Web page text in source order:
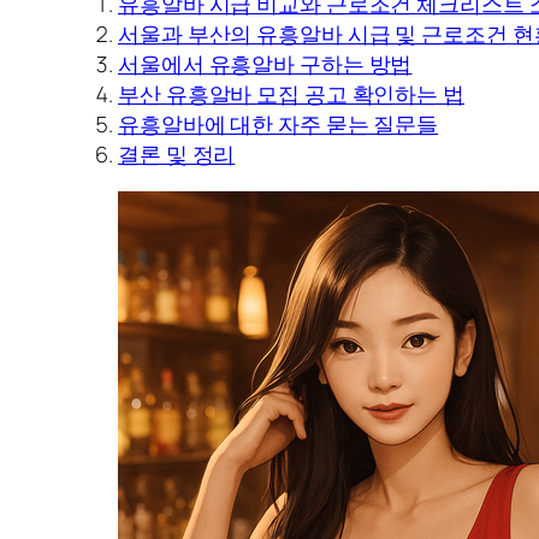
서울과 부산의 유흥알바 시급 및 근로조건
서울에서 유흥알바 구하는 방법
부산 유흥알바 모집 공고 확인하는 법
유흥알바에 대한 자주 묻는 질문들
결론 및 정리